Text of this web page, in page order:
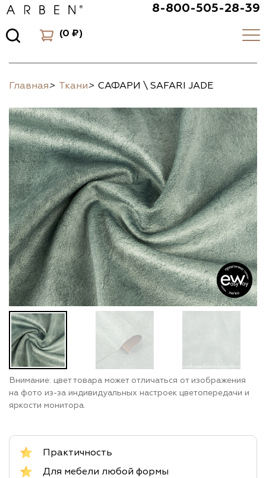
8-800-505-28-39
(0 ₽)
Главная> Ткани> САФАРИ \ SAFARI JADE
Внимание: цвет товара может отличаться от изображения
на фото из-за индивидуальных настроек цветопередачи и
яркости монитора.
Практичность
Для мебели любой формы